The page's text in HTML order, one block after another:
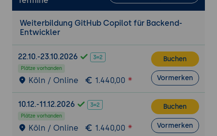
und ORMs wie Sequelize oder TypeORM.
Durchführung von Datenbankabfragen:
Automatisierte Erstellung von komplexen
Datenbankabfragen und Transaktionen;
Beispiele für Abfragen mit SQL und ORM-
Methoden.
Middleware-Implementierung:
Verwendung von Copilot zur Erstellung
und Verwaltung von Middleware-
Weiterbildung GitHub Copilot für Backend-
Entwickler
22.10.-23.10.2026
Plätze vorhanden
Köln / Online 1.440,00
Buchen
Vormerken
10.12.-11.12.2026
Plätze vorhanden
Köln / Online 1.440,00
Buchen
Vormerken